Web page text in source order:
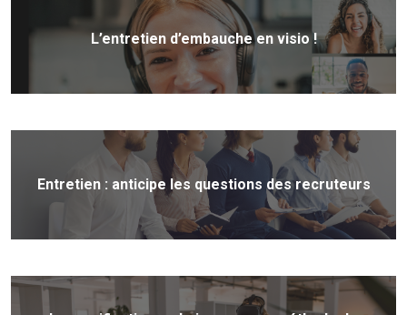
L’entretien d’embauche en visio !
Entretien : anticipe les questions des recruteurs